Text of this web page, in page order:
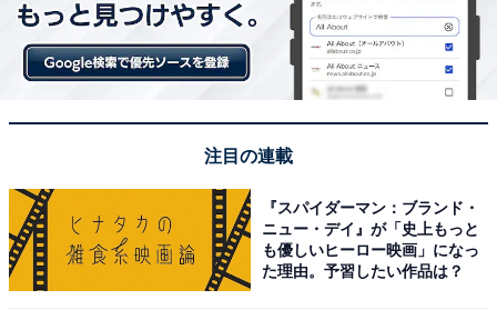
回答者からは「みんなで分けやすく、高級感もあるので
喜ばれそう」（30代男性／大阪府）、「しっとりした食
す！」（20代男性／福井県）、「距離があるので焼き菓
性／宮城県）といった声が集まりました。
※回答者からのコメントは原文ママです
注目の連載
『スパイダーマン：ブランド・
ニュー・デイ』が「史上もっと
も優しいヒーロー映画」になっ
た理由。予習したい作品は？